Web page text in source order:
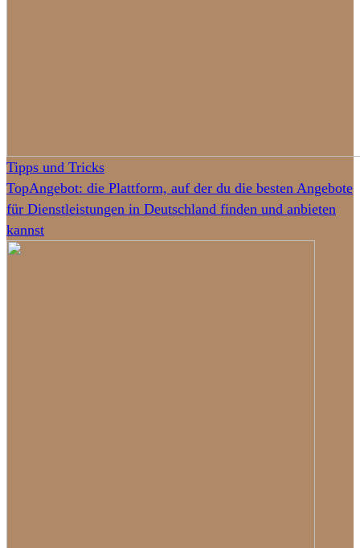
Tipps und Tricks
TopAngebot: die Plattform, auf der du die besten Angebote
für Dienstleistungen in Deutschland finden und anbieten
kannst